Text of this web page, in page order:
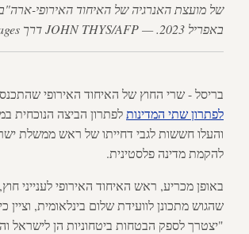
באפריל 2023. — JOHN THYS/AFP דרך Getty Images
בריסל - שרי החוץ של האיחוד האירופי
לפתרון שתי המדינותלפתרון הביצה הנוכחית
והעלו חששות לגבי דחייתו של ראש ממשלת
להקמת מדינה פלסטינית.
באופן מכריע, ראש האיחוד האירופי לענייני
שהגוש מתכונן לוועידת שלום בינלאומית, וציין
"יצטרך לספק הבטחות ביטחוניות הן לישראל